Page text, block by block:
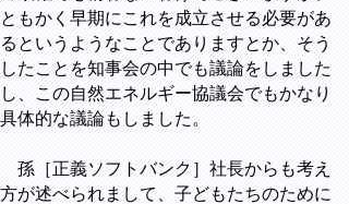
ともかく早期にこれを成立させる必要があ
るというようなことでありますとか、そう
したことを知事会の中でも議論をしました
し、この自然エネルギー協議会でもかなり
具体的な議論もしました。
孫［正義ソフトバンク］社長からも考え
方が述べられまして、子どもたちのために